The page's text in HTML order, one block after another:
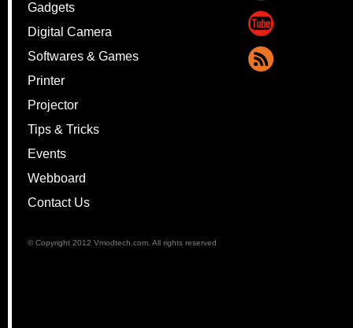
Gadgets
Digital Camera
Softwares & Games
Printer
Projector
Tips & Tricks
Events
Webboard
Contact Us
© Copyright 2012 Vmodtech.com. All rights reserved